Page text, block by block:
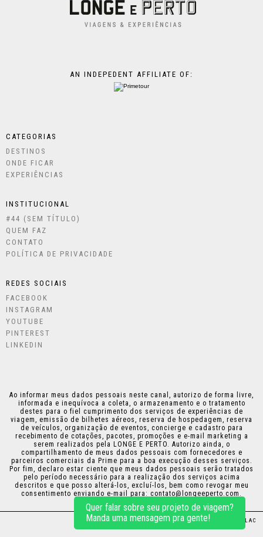
AN INDEPEDENT AFFILIATE OF:
CATEGORIAS
DESTINOS
ONDE FICAR
EXPERIÊNCIAS
INSTITUCIONAL
#44 (SEM TÍTULO)
QUEM FAZ
CONTATO
POLÍTICA DE PRIVACIDADE
REDES SOCIAIS
FACEBOOK
INSTAGRAM
YOUTUBE
PINTEREST
LINKEDIN
Ao informar meus dados pessoais neste canal, autorizo de forma livre,
informada e inequívoca a coleta, o armazenamento e o tratamento
destes para o fiel cumprimento dos serviços de experiências de
viagem, emissão de bilhetes aéreos, reserva de hospedagem, reserva
de veículos, organização de eventos, concierge e cadastro para
recebimento de cotações, pacotes, promoções e e-mail marketing a
serem realizados pela LONGE E PERTO. Autorizo ainda, o
compartilhamento de meus dados pessoais com fornecedores e
parceiros comerciais da Prime para a boa execução desses serviços.
Por fim, declaro estar ciente que meus dados pessoais serão tratados
pelo período necessário para a realização dos serviços acima
descritos e que posso alterá-los, excluí-los, bem como revogar meu
consentimento enviando e-mail para: contato@longeeperto.com .
DESIGN:THAIS KAZAMA• PROGRAMAÇÃO: PLICPLAC
Quer falar sobre seu projeto de viagem?
Manda uma mensagem pra gente!